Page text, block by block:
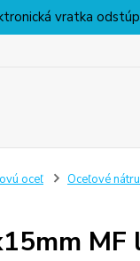
vratka
oceľ Oceľové
MF